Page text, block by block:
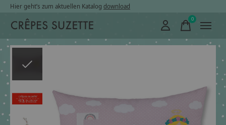
Hier geht’s zum aktuellen Katalog download
0items